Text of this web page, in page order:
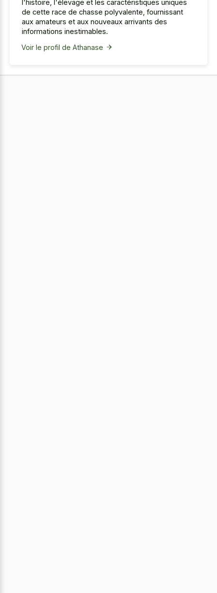
l'histoire, l'élevage et les caractéristiques uniques
de cette race de chasse polyvalente, fournissant
aux amateurs et aux nouveaux arrivants des
informations inestimables.
Voir le profil de Athanase